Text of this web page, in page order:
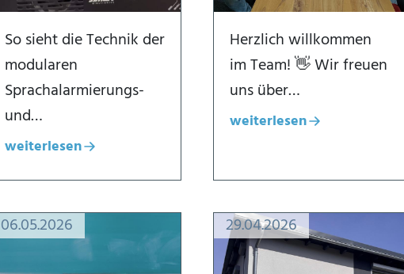
So sieht die Technik der
modularen
Sprachalarmierungs-
und…
weiterlesen
Dialogfenster öffnen
Herzlich willkommen
im Team! 👋 Wir freuen
uns über…
weiterlesen
Dialogfenster öffnen
06.05.2026 29.04.2026